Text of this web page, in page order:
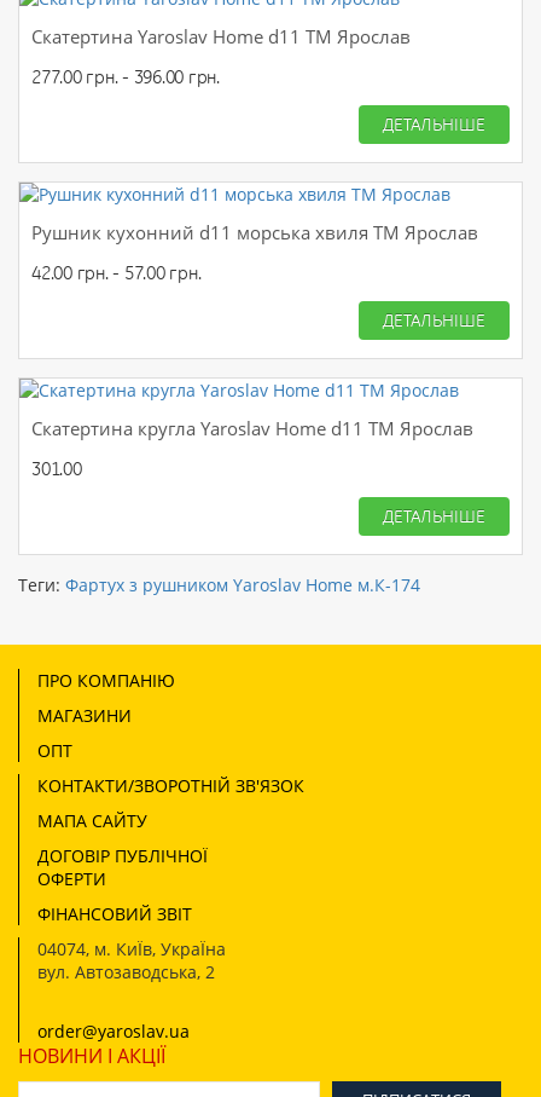
Скатертина Yaroslav Home d11 ТМ Ярослав
277.00 грн. - 396.00 грн.
ДЕТАЛЬНІШЕ
Рушник кухонний d11 морська хвиля ТМ Ярослав
42.00 грн. - 57.00 грн.
ДЕТАЛЬНІШЕ
Скатертина кругла Yaroslav Home d11 ТМ Ярослав
301.00
ДЕТАЛЬНІШЕ
Теги: Фартух з рушником Yaroslav Home м.К-174
ПРО КОМПАНІЮ
МАГАЗИНИ
ОПТ
КОНТАКТИ/ЗВОРОТНІЙ ЗВ'ЯЗОК
МАПА САЙТУ
ДОГОВІР ПУБЛІЧНОЇ
ОФЕРТИ
ФІНАНСОВИЙ ЗВІТ
04074, м. КиЇв, УкраЇна
вул. Автозаводська, 2
order@yaroslav.ua
НОВИНИ І АКЦІЇ